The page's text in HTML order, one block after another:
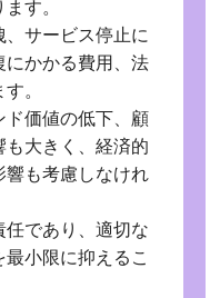
す。
サービス停止に
かかる費用、法
。
価値の低下、顧
大きく、経済的
も考慮しなけれ
であり、適切な
小限に抑えるこ